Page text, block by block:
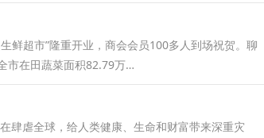
鲜超市”隆重开业，商会会员100多人到场祝贺。聊
市在田蔬菜面积82.79万…
虐全球，给人类健康、生命和财富带来深重灾